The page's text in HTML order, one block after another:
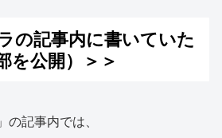
の記事内に書いていた
を公開）＞＞
」の記事内では、